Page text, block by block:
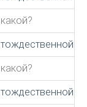
какой?
тождественной
какой?
тождественной